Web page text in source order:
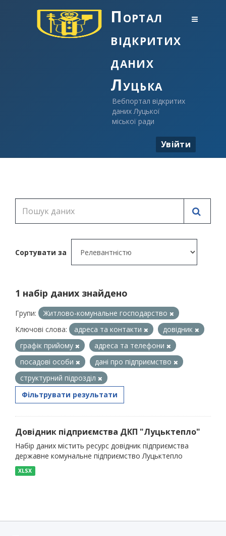
Портал
відкритих
даних
Луцька
Вебпортал відкритих
даних Луцької
міської ради
Увійти
Сортувати за
1 набір даних знайдено
Групи:
Житлово-комунальне господарство
Ключові слова:
адреса та контакти
довідник
графік прийому
адреса та телефони
посадові особи
дані про підприємство
структурний підрозділ
Фільтрувати результати
Довідник підприємства ДКП "Луцьктепло"
Набір даних містить ресурс довідник підприємства
державне комунальне підприємство Луцьктепло
XLSX